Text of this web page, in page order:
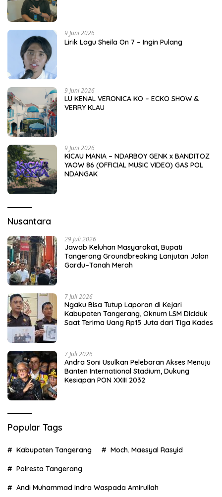
9 Juni 2026
Lirik Lagu Sheila On 7 – Ingin Pulang
9 Juni 2026
LU KENAL VERONICA KO – ECKO SHOW &
VERRY KLAU
9 Juni 2026
KICAU MANIA – NDARBOY GENK x BANDITOZ
YAOW 86 (OFFICIAL MUSIC VIDEO) GAS POL
NDANGAK
Nusantara
29 Juli 2026
Jawab Keluhan Masyarakat, Bupati
Tangerang Groundbreaking Lanjutan Jalan
Gardu–Tanah Merah
7 Juli 2026
Ngaku Bisa Tutup Laporan di Kejari
Kabupaten Tangerang, Oknum LSM Diciduk
Saat Terima Uang Rp15 Juta dari Tiga Kades
7 Juli 2026
Andra Soni Usulkan Pelebaran Akses Menuju
Banten International Stadium, Dukung
Kesiapan PON XXIII 2032
Popular Tags
Kabupaten Tangerang Moch. Maesyal Rasyid
Polresta Tangerang
Andi Muhammad Indra Waspada Amirullah